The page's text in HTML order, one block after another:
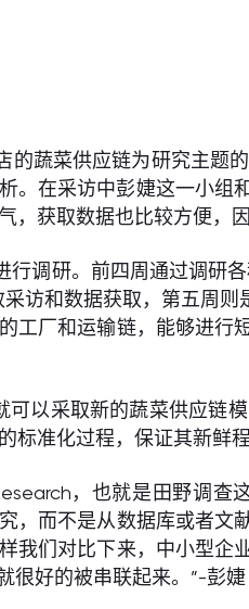
的蔬菜供应链为研究主题
。在采访中彭婕这一小
，获取数据也比较方便，
调研。前四周通过调研
访和数据获取，第五周
工厂和运输链，能够进
可以采取新的蔬菜供应
标准化过程，保证其新鲜
，也就是田野调
，而不是从数据库或者
我们对比下来，中小型
好的被串联起来。”-彭婕